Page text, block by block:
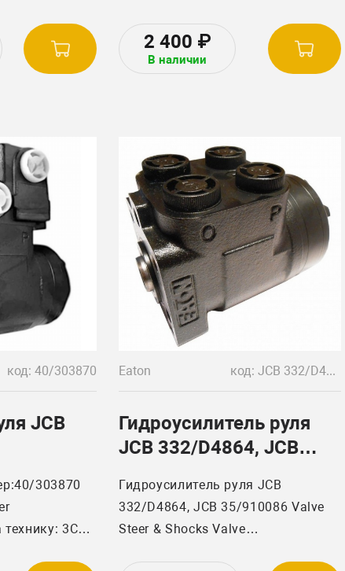
2 400 ₽
В наличии
код: 40/303870
JCB
303870
3CX
Eaton код: JCB 332/D4864, JCB 35/910086, 403-7424-78, ASLA21B07ACA162836JAFAAA1AAA1FA, XCEL 45-160
Гидроусилитель руля
JCB 332/D4864, JCB
Гидроусилитель руля JCB
332/D4864, JCB 35/910086 Valve
Steer & Shocks Valve